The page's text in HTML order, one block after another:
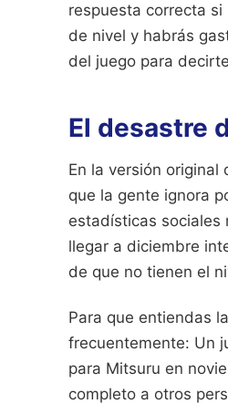
respuesta correcta
de nivel y habrás
del juego para
El desastre
En la versión
que la gente ignora
estadísticas sociales
llegar a diciembre
de que no tienen el
Para que entiendas
frecuentemente: Un
para Mitsuru en
completo a otros